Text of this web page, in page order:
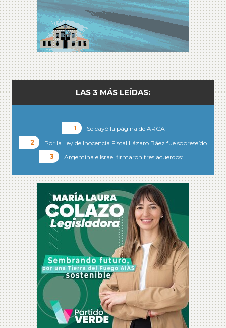
LAS 3 MÁS LEÍDAS:
Se cayó la página de ARCA
Por la Ley de Inocencia Fiscal Lázaro Báez fue sobreseído
Argentina e Israel firmaron tres acuerdos:…